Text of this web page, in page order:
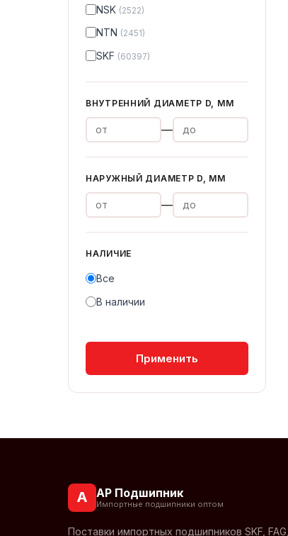
NSK (2522)
NTN (2451)
SKF (60397)
ВНУТРЕННИЙ ДИАМЕТР D, ММ
—
НАРУЖНЫЙ ДИАМЕТР D, ММ
—
НАЛИЧИЕ
Все
В наличии
Применить
А АР Подшипник
Импортные подшипники оптом
Поставки импортных подшипников SKF,